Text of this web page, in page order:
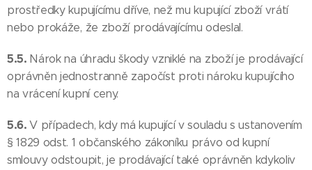
prostředky kupujícímu dříve, než mu kupující zboží vrátí
nebo prokáže, že zboží prodávajícímu odeslal.
5.5. Nárok na úhradu škody vzniklé na zboží je prodávající
oprávněn jednostranně započíst proti nároku kupujícího
na vrácení kupní ceny.
5.6.V případech, kdy má kupující v souladu s ustanovením
§ 1829 odst. 1 občanského zákoníku právo od kupní
smlouvy odstoupit, je prodávající také oprávněn kdykoliv